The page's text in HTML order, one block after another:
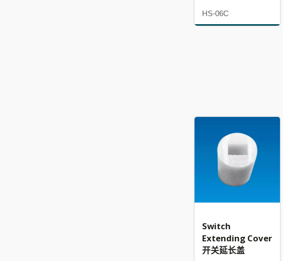
HS-06C
Switch
Extending Cover
开关延长盖